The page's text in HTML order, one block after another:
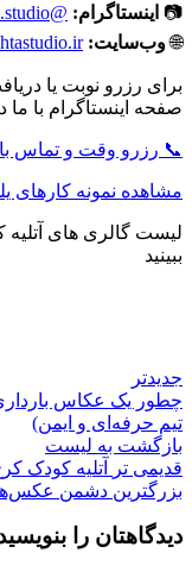
📷 اینستاگرام: @mahta.studio
🌐وب‌سایت:
برای رزرو نوبت یا
صفحه اینستاگرام با ما
📞 رزرو وقت و تماس
مشاهده نمونه کارهای
لیست گالری های آتلیه
ببینید
جدیدتر
چطور یک عکاس
تیم حرفه‌ای و ایمن)
بازگشت به لیست
قدیمی تر
آتلیه کودک
بزرگترین دشمن
دیدگاهتان را